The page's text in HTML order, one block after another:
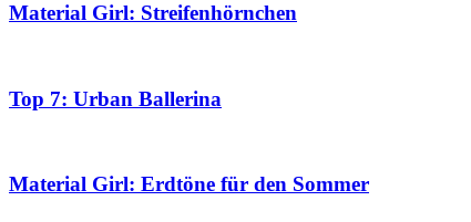
Material Girl: Streifenhörnchen
Top 7: Urban Ballerina
Material Girl: Erdtöne für den Sommer